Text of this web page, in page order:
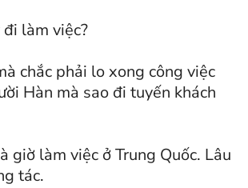
làm việc?
chắc phải lo xong công việc
Hàn mà sao đi tuyến khách
giờ làm việc ở Trung Quốc. Lâu
tác.